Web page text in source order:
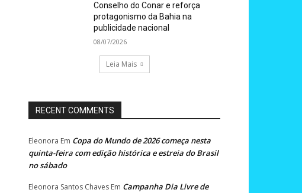
Conselho do Conar e reforça
protagonismo da Bahia na
publicidade nacional
08/07/2026
Leia Mais
RECENT COMMENTS
Eleonora Em Copa do Mundo de 2026 começa nesta
quinta-feira com edição histórica e estreia do Brasil
no sábado
Eleonora Santos Chaves Em Campanha Dia Livre de